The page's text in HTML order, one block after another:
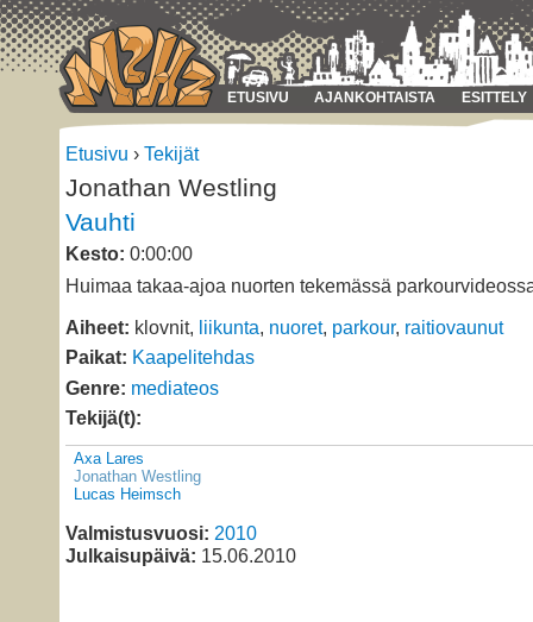
ETUSIVU AJANKOHTAISTA ESITTELY
Etusivu › Tekijät
Jonathan Westling
Vauhti
Kesto: 0:00:00
Huimaa takaa-ajoa nuorten tekemässä
Aiheet: klovnit, liikunta, nuoret, parkour, raitiovaunut
Paikat: Kaapelitehdas
Genre: mediateos
Tekijä(t):
Axa Lares
Jonathan Westling
Lucas Heimsch
Valmistusvuosi: 2010
Julkaisupäivä: 15.06.2010